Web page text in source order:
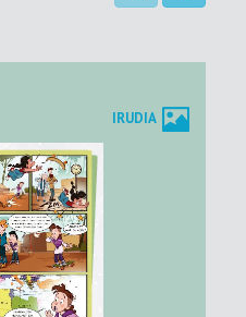
IRUDIA